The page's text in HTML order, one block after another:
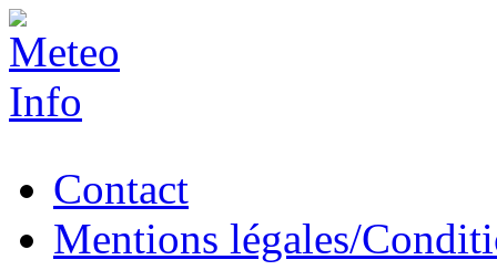
Contact
Mentions légales/